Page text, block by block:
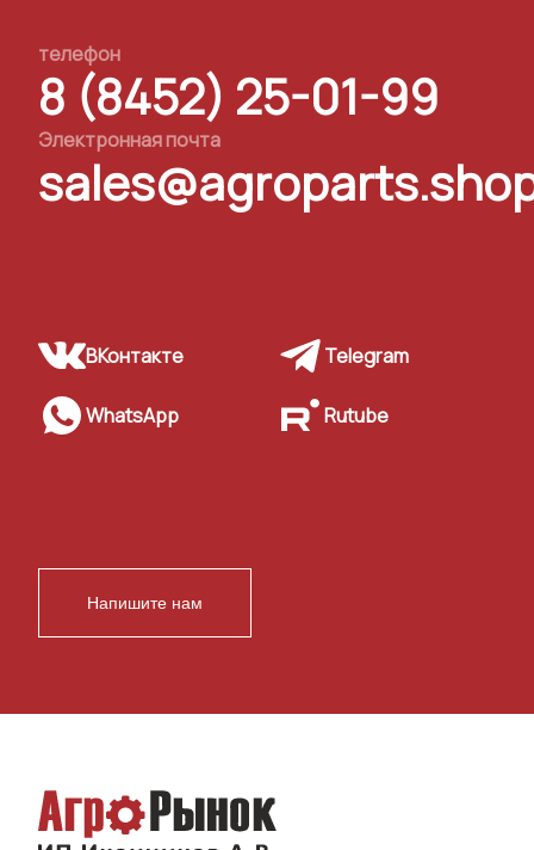
телефон
8 (8452) 25-01-99
Электронная почта
ВКонтакте Telegram
WhatsApp Rutube
Напишите нам